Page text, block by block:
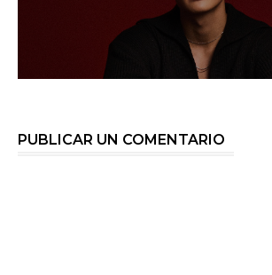
PUBLICAR UN COMENTARIO